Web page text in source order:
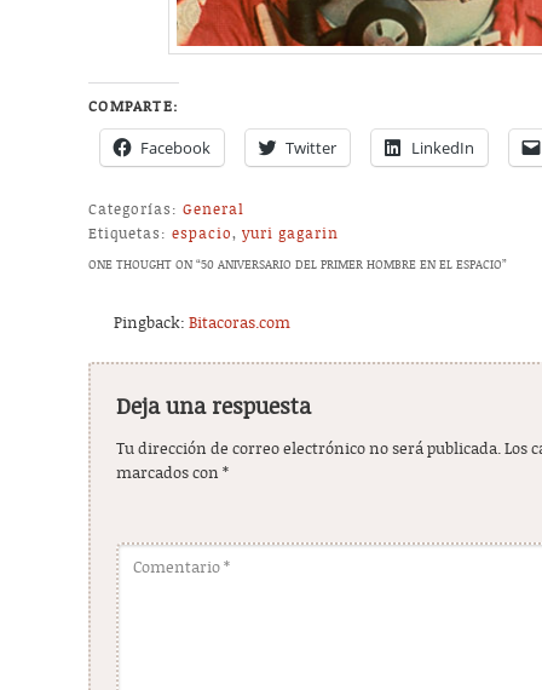
COMPARTE:
Facebook Twitter LinkedIn
Categorías: General
Etiquetas: espacio,yuri gagarin
ONE THOUGHT ON “50 ANIVERSARIO DEL PRIMER HOMBRE EN EL ESPACIO”
Pingback:Bitacoras.com
Deja una respuesta
Tu dirección de correo electrónico no será publicada. Los
marcados con*
Comentario*